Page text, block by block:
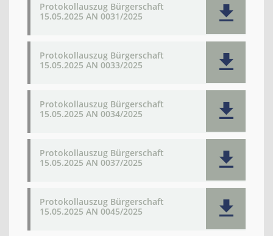
Protokollauszug Bürgerschaft
15.05.2025 AN 0031/2025
Protokollauszug Bürgerschaft
15.05.2025 AN 0033/2025
Protokollauszug Bürgerschaft
15.05.2025 AN 0034/2025
Protokollauszug Bürgerschaft
15.05.2025 AN 0037/2025
Protokollauszug Bürgerschaft
15.05.2025 AN 0045/2025